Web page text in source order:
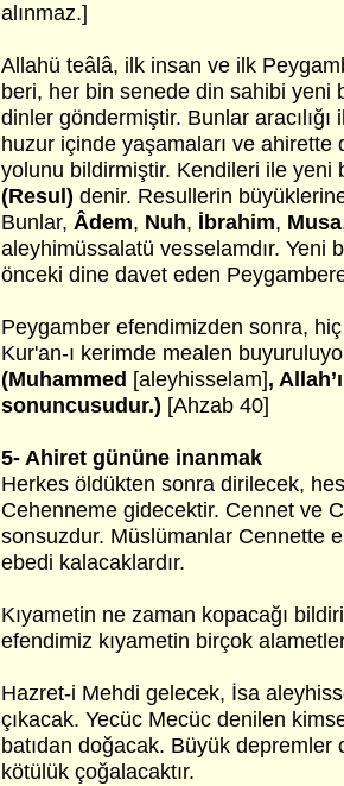
alınmaz.]
Allahü teâlâ, ilk insan ve ilk
beri, her bin senede din sahibi yeni
dinler göndermiştir. Bunlar
huzur içinde yaşamaları ve ahirette
yolunu bildirmiştir. Kendileri ile
(Resul) denir. Resullerin
Bunlar, Âdem, Nuh, İbrahim, Musa
aleyhimüssalatü vesselamdır. Yeni
önceki dine davet eden
Peygamber efendimizden sonra,
Kur'an-ı kerimde mealen
(Muhammed [aleyhisselam],
sonuncusudur.) [Ahzab 40]
5- Ahiret gününe inanmak
Herkes öldükten sonra dirilecek,
Cehenneme gidecektir. Cennet ve
sonsuzdur. Müslümanlar Cennette
ebedi kalacaklardır.
Kıyametin ne zaman kopacağı
efendimiz kıyametin birçok
Hazret-i Mehdi gelecek, İsa
çıkacak. Yecüc Mecüc denilen
batıdan doğacak. Büyük
kötülük çoğalacaktır.